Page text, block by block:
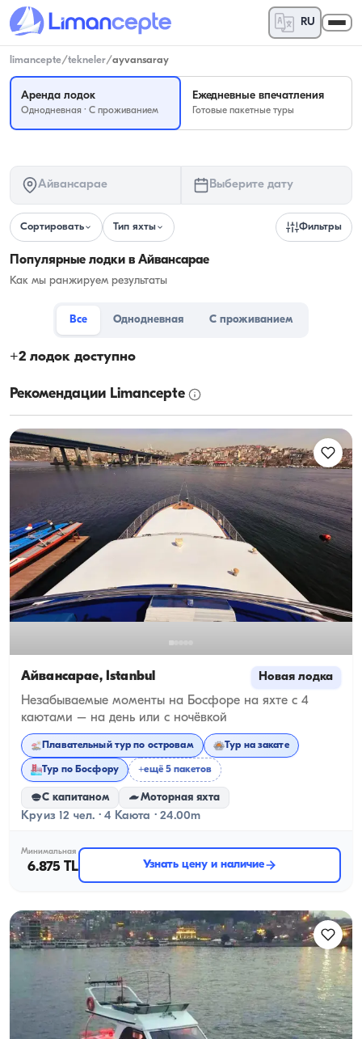
RU
limancepte/tekneler/ayvansaray
Аренда лодок
Однодневная · С проживанием
Ежедневные впечатления
Готовые пакетные туры
Айвансарае Выберите дату
Сортировать Тип яхты Фильтры
Популярные лодки в Айвансарае
Как мы ранжируем результаты
Все Однодневная С проживанием
+2 лодок доступно
Рекомендации Limancepte
Айвансарае, İstanbul Новая лодка
Незабываемые моменты на Босфоре на яхте с 4
каютами – на день или с ночёвкой
Плавательный тур по островам Тур на закате
Тур по Босфору +ещё 5 пакетов
С капитаном Моторная яхта
Круиз 12 чел. · 4 Каюта · 24.00m
Минимальная
6.875 TL Узнать цену и наличие